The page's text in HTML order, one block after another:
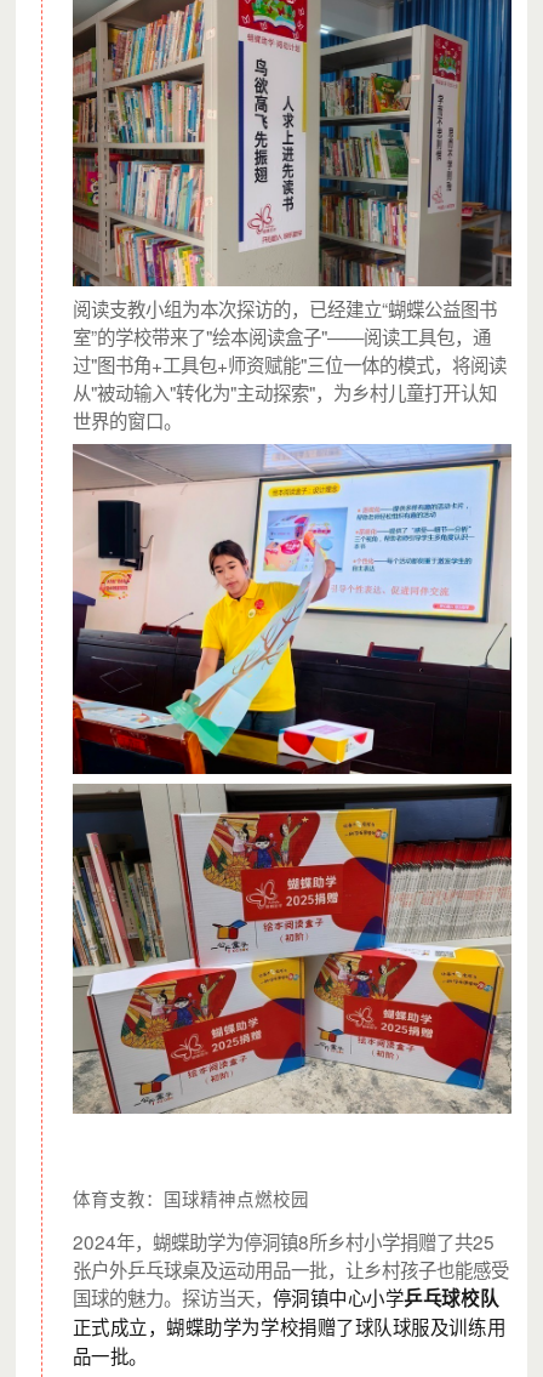
阅读支教小组为本次探访的，已经建立“蝴蝶公益图书
室”的学校带来了"绘本阅读盒子"——阅读工具包，通
过"图书角+工具包+师资赋能"三位一体的模式，将阅读
从"被动输入"转化为"主动探索"，为乡村儿童打开认知
世界的窗口。
体育支教：国球精神点燃校园‌
2024年，蝴蝶助学为停洞镇8所乡村小学捐赠了共25
张户外乒乓球桌及运动用品一批，让乡村孩子也能感受
国球的魅力。探访当天， 停洞镇中心小学乒乓球校队
正式成立，蝴蝶助学为学校捐赠了球队球服及训练用
品一批。